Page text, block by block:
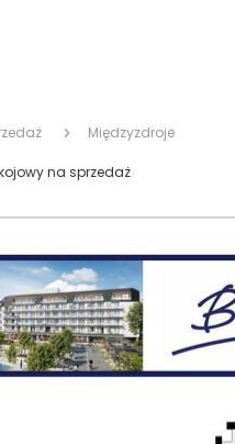
Międzyzdroje
na sprzedaż